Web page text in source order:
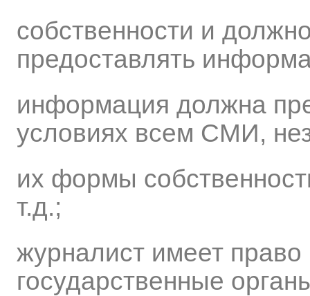
собственности и
предоставлять
информация должна
условиях всем СМИ,
их формы
т.д.;
журналист имеет
государственные